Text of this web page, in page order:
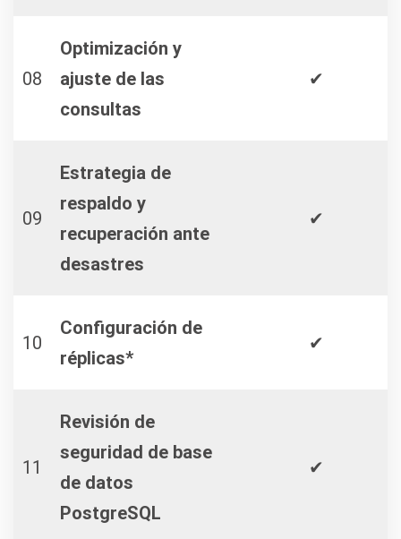
08
Optimización y
ajuste de las
consultas
✔
09
Estrategia de
respaldo y
recuperación ante
desastres
✔
10
Configuración de
réplicas*
✔
11
Revisión de
seguridad de base
de datos
PostgreSQL
✔